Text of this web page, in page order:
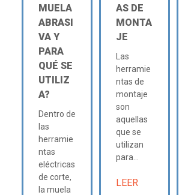
MUELA
ABRASI
VA Y
PARA
QUÉ SE
UTILIZ
A?
Dentro de
las
herramie
ntas
eléctricas
de corte,
la muela
AS DE
MONTA
JE
Las
herramie
ntas de
montaje
son
aquellas
que se
utilizan
para...
LEER